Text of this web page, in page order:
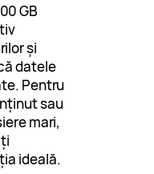
GB
și
datele
Pentru
sau
mari,
ideală.